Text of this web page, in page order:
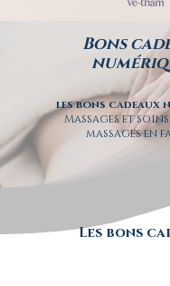
Bons
les bons cadeaux
Massages et
massages en
Les bons